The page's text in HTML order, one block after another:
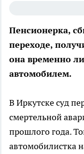
Пенсионерка,
переходе,
она временно
автомобилем.
В Иркутске суд
смертельной
прошлого года.
автомобилистка